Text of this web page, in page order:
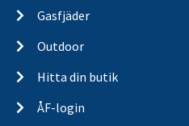
Gasfjäder
Outdoor
Hitta din butik
ÅF-login